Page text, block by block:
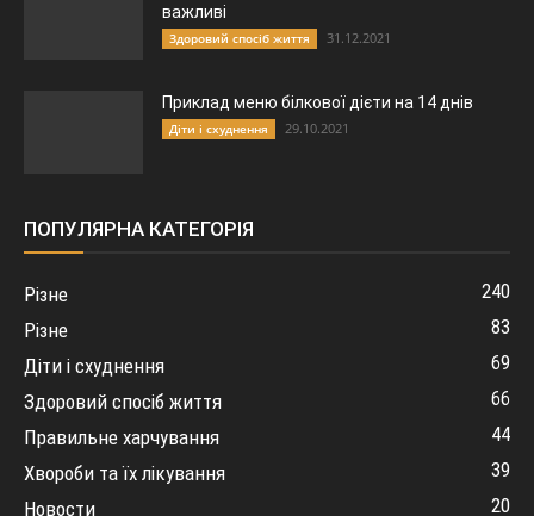
важливі
Здоровий спосіб життя 31.12.2021
Приклад меню білкової дієти на 14 днів
Діти і схуднення 29.10.2021
ПОПУЛЯРНА КАТЕГОРІЯ
Різне
240
Різне
83
Діти і схуднення
69
Здоровий спосіб життя
66
Правильне харчування
44
Хвороби та їх лікування
39
Новости
20